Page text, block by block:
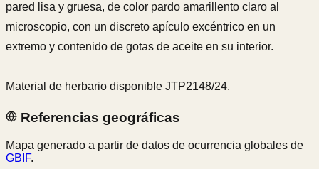
pared lisa y gruesa, de color pardo amarillento claro al
microscopio, con un discreto apículo excéntrico en un
extremo y contenido de gotas de aceite en su interior.
Material de herbario disponible JTP2148/24.
Referencias geográficas
Mapa generado a partir de datos de ocurrencia globales de
GBIF.